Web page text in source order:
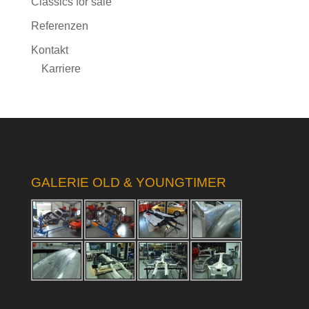
Referenzen
Kontakt
Karriere
GALERIE OLD & YOUNGTIMER